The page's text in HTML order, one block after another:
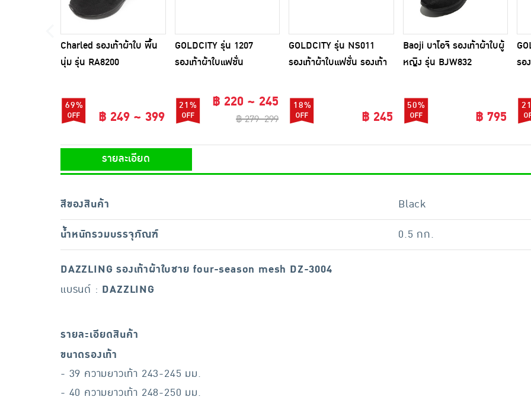
Charled รองเท้าผ้าใบ พื้น
นุ่ม รุ่น RA8200
69%
฿ 249 ~ 399
GOLDCITY รุ่น 1207
รองเท้าผ้าใบแฟชั่น
21% ฿ 220 ~ 245
฿ 279~299
GOLDCITY รุ่น NS011
รองเท้าผ้าใบแฟชั่น รองเท้า
18%
฿ 245
Baoji บาโอจิ รองเท้าผ้าใบผู้
หญิง รุ่น BJW832
50%
฿ 795
รอ
รายละเอียด
สีของสินค้า
Black
น้ำหนักรวมบรรจุภัณฑ์
0.5 กก.
DAZZLING รองเท้าผ้าใบชาย four-season mesh DZ-3004
แบรนด์ : DAZZLING
รายละเอียดสินค้า
ขนาดรองเท้า
- 39 ความยาวเท้า 243-245 มม.
- 40 ความยาวเท้า 248-250 มม.